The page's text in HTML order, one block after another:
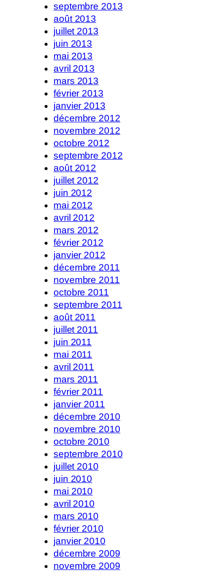
septembre 2013
août 2013
juillet 2013
juin 2013
mai 2013
avril 2013
mars 2013
février 2013
janvier 2013
décembre 2012
novembre 2012
octobre 2012
septembre 2012
août 2012
juillet 2012
juin 2012
mai 2012
avril 2012
mars 2012
février 2012
janvier 2012
décembre 2011
novembre 2011
octobre 2011
septembre 2011
août 2011
juillet 2011
juin 2011
mai 2011
avril 2011
mars 2011
février 2011
janvier 2011
décembre 2010
novembre 2010
octobre 2010
septembre 2010
juillet 2010
juin 2010
mai 2010
avril 2010
mars 2010
février 2010
janvier 2010
décembre 2009
novembre 2009